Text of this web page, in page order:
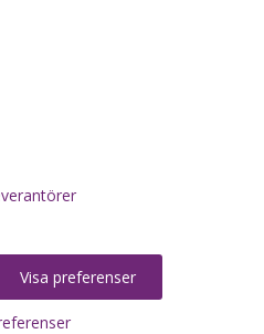
Visa preferenser